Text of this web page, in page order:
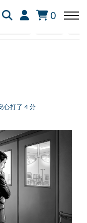
0
人包 網友提問
心打了 4 分